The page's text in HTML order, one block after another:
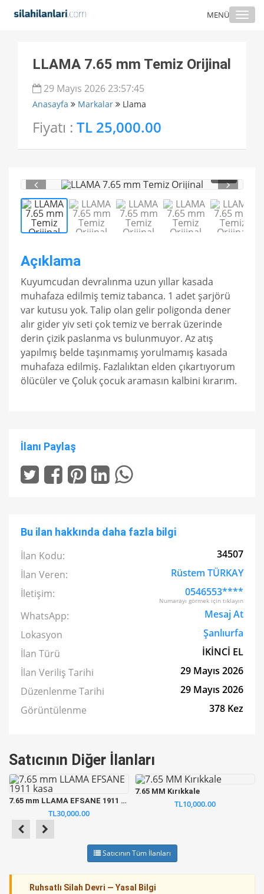
MENÜ
LLAMA 7.65 mm Temiz Orijinal
29 Mayıs 2026 23:57:45
Anasayfa Markalar Llama
Fiyatı : TL 25,000.00
1/ 5
Açıklama
Kuyumcudan devralınma uzun yıllar kasada
muhafaza edilmiş temiz tabanca. 1 adet şarjörü
var kutusu yok. Talip olan gelir poligonda dener
alır gider yiv seti çok temiz ve berrak üzerinde
derin çizik paslanma vs bulunmuyor. Az atış
yapılmış belde taşınmamış yorulmamış kasada
muhafaza edilmiş. Fazlalıktan elden çıkartıyorum
ölücüler ve Çoluk çocuk aramasın kalbini kırarım.
İlanı Paylaş
Bu ilan hakkında daha fazla bilgi
İlan Kodu:
34507
İlan Veren:
Rüstem TÜRKAY
İletişim:
0546553****
Numarayı görmek için tıklayın
WhatsApp:
Mesaj At
Lokasyon
Şanlıurfa
İlan Türü
İKİNCİ EL
İlan Veriliş Tarihi
29 Mayıs 2026
Düzenlenme Tarihi
29 Mayıs 2026
Görüntülenme
378 Kez
Satıcının Diğer İlanları
7.65 mm LLAMA EFSANE 1911 kasa
TL30,000.00
7.65 MM Kırıkkale
TL10,000.00
Satıcının Tüm İlanları
Ruhsatlı Silah Devri — Yasal Bilgi